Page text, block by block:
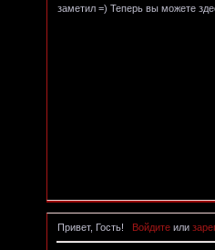
заметил =) Теперь вы можете
Привет, Гость! Войдитеили